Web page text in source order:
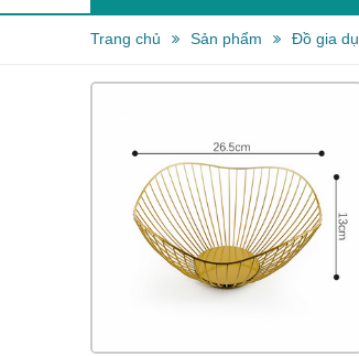
Trang chủ Sản phẩm Đồ gia